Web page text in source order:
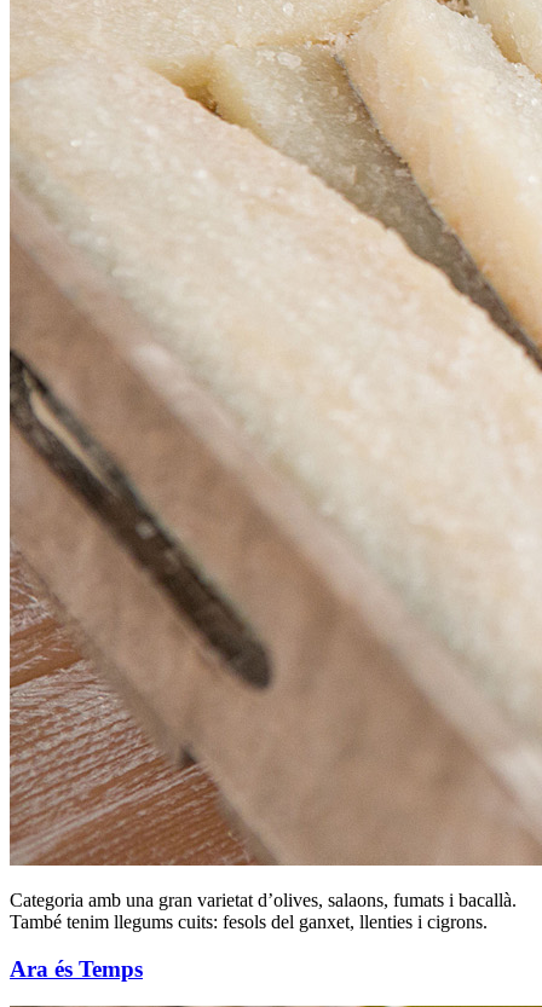
Categoria amb una gran varietat d’olives, salaons, fumats i bacallà.
També tenim llegums cuits: fesols del ganxet, llenties i cigrons.
Ara és Temps